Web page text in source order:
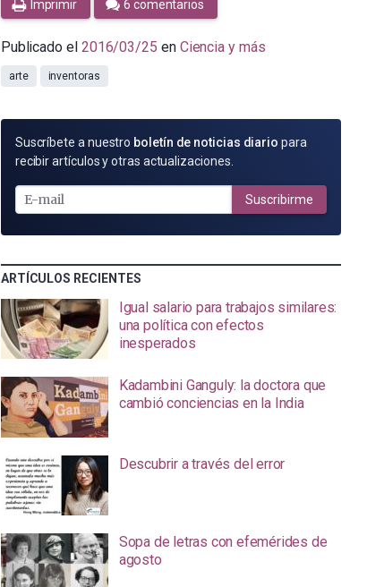
Imprimir 6 comentarios
Publicado el 2016/03/25 en Ciencia y más
arte inventoras
SUSCRÍBETE
POR
MAIL
Suscríbete a nuestro boletín de noticias diario para
recibir artículos y otras actualizaciones.
Suscribirme
ARTÍCULOS RECIENTES
Igual salario para trabajos similares:
una política con efectos
inesperados
Kadambini Ganguly: la doctora que
cambió conciencias en la India
Descubrir a través del error
Sopa de letras con efemérides de
agosto